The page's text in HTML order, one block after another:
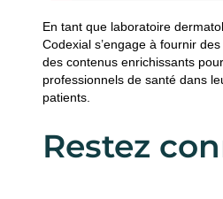
En tant que laboratoire
Codexial s’engage à fournir
des contenus enrichissants
professionnels de santé dans
patients.
Restez